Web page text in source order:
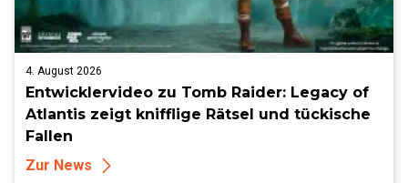
4. August 2026
Entwicklervideo zu Tomb Raider: Legacy of
Atlantis zeigt knifflige Rätsel und tückische
Fallen
Zur News